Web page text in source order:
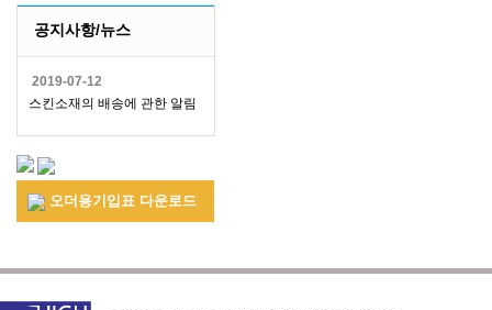
공지사항/뉴스
2019-07-12
스킨소재의 배송에 관한 알림
오더용기입표 다운로드